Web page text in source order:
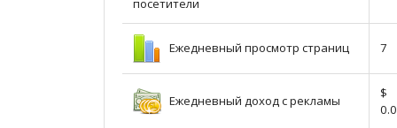
посетители
Ежедневный просмотр страниц 7
Ежедневный доход с рекламы
$